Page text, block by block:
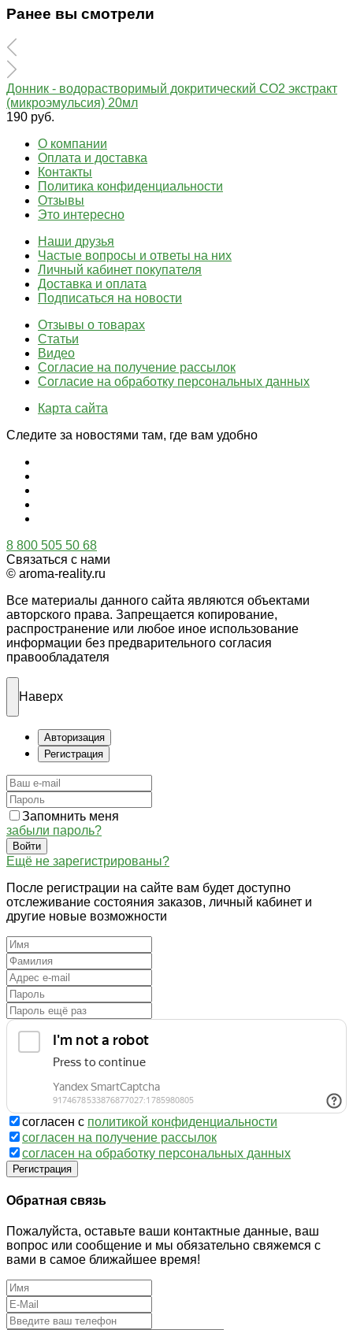
Ранее вы смотрели
Донник - водорастворимый докритический СО2 экстракт
(микроэмульсия) 20мл
190 руб.
О компании
Оплата и доставка
Контакты
Политика конфиденциальности
Отзывы
Это интересно
Наши друзья
Частые вопросы и ответы на них
Личный кабинет покупателя
Доставка и оплата
Подписаться на новости
Отзывы о товарах
Статьи
Видео
Согласие на получение рассылок
Согласие на обработку персональных данных
Карта сайта
Следите за новостями там, где вам удобно
8 800 505 50 68
Связаться с нами
© aroma-reality.ru
Все материалы данного сайта являются объектами
авторского права. Запрещается копирование,
распространение или любое иное использование
информации без предварительного согласия
правообладателя
Наверх
Авторизация
Регистрация
Запомнить меня
забыли пароль?
Войти
Ещё не зарегистрированы?
После регистрации на сайте вам будет доступно
отслеживание состояния заказов, личный кабинет и
другие новые возможности
согласен с политикой конфиденциальности
согласен на получение рассылок
согласен на обработку персональных данных
Регистрация
Обратная связь
Пожалуйста, оставьте ваши контактные данные, ваш
вопрос или сообщение и мы обязательно свяжемся с
вами в самое ближайшее время!